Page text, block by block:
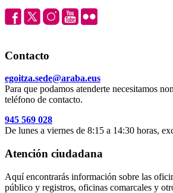
Contacto
egoitza.sede@araba.eus
Para que podamos atenderte necesitamos
teléfono de contacto.
945 569 028
De lunes a viernes de 8:15 a 14:30 horas,
Atención ciudadana
Aquí encontrarás información sobre las
público y registros, oficinas comarcales y